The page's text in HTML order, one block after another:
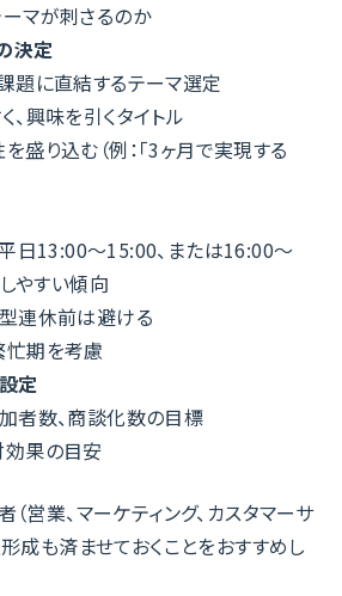
マが刺さるのか
決定
題に直結するテーマ選定
、興味を引くタイトル
盛り込む（例：「3ヶ月で実現する
日13:00〜15:00、または16:00〜
やすい傾向
連休前は避ける
期を考慮
定
者数、商談化数の目標
果の目安
営業、マーケティング、カスタマーサ
成も済ませておくことをおすすめし